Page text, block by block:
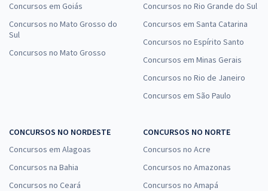
Concursos em Goiás
Concursos no Mato Grosso do
Sul
Concursos no Mato Grosso
Concursos no Rio Grande do Sul
Concursos em Santa Catarina
Concursos no Espírito Santo
Concursos em Minas Gerais
Concursos no Rio de Janeiro
Concursos em São Paulo
CONCURSOS NO NORDESTE
Concursos em Alagoas
Concursos na Bahia
Concursos no Ceará
CONCURSOS NO NORTE
Concursos no Acre
Concursos no Amazonas
Concursos no Amapá